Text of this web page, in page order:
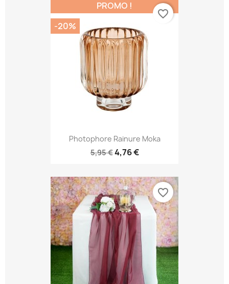
Photophore Rainure Moka
5,95 €4,76 €
PROMO !
-20%
favorite_border
favorite_border